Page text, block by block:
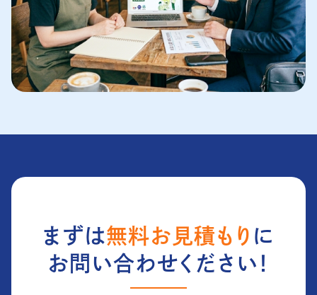
まずは無料お見積もり に
お問い合わせください！